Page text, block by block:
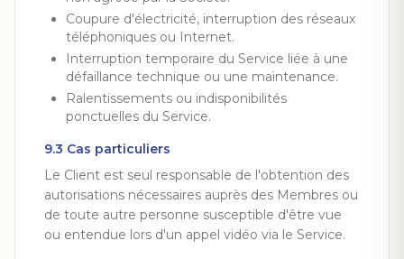
Coupure d'électricité, interruption des réseaux
téléphoniques ou Internet.
Interruption temporaire du Service liée à une
défaillance technique ou une maintenance.
Ralentissements ou indisponibilités
ponctuelles du Service.
9.3 Cas particuliers
Le Client est seul responsable de l'obtention des
autorisations nécessaires auprès des Membres ou
de toute autre personne susceptible d'être vue
ou entendue lors d'un appel vidéo via le Service.